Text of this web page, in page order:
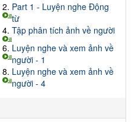
2. Part 1 - Luyện nghe Động
từ
4. Tập phân tích ảnh về người
6. Luyện nghe và xem ảnh về
người - 1
8. Luyện nghe và xem ảnh về
người - 4